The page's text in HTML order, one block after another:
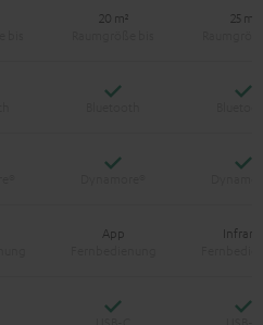
20 m² 25 m²
Ja Ja
Ja Ja
App
Ja Ja